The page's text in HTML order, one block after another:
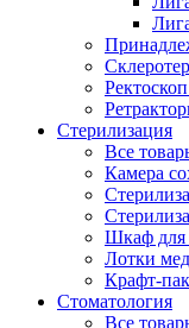
Стерилизация
Все
Камера
Шкаф для
Лотки
Крафт-
Стоматология
Все